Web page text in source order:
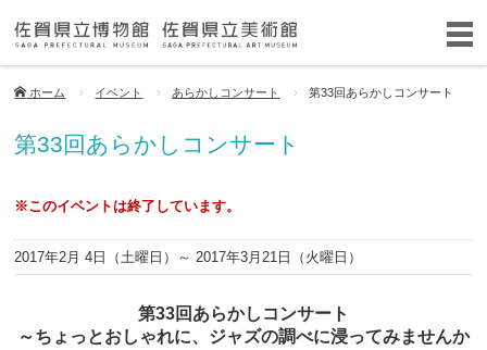
ホーム イベント あらかしコンサート 第33回あらかしコンサート
第33回あらかしコンサート
※このイベントは終了しています。
2017年2月 4日（土曜日） ～ 2017年3月21日（火曜日）
第33回あらかしコンサート
～ちょっとおしゃれに、ジャズの調べに浸ってみませんか